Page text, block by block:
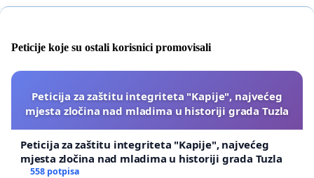
Peticije koje su ostali korisnici promovisali
Peticija za zaštitu integriteta "Kapije", najvećeg
mjesta zločina nad mladima u historiji grada Tuzla
Peticija za zaštitu integriteta "Kapije", najvećeg
mjesta zločina nad mladima u historiji grada Tuzla
558 potpisa